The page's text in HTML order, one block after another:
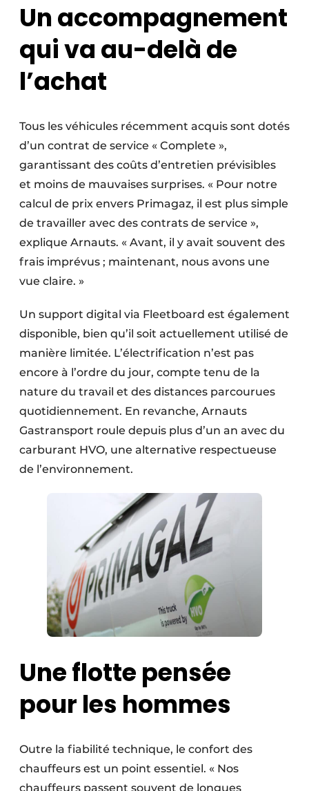
Un accompagnement
qui va au-delà de
l’achat
Tous les véhicules récemment acquis sont dotés
d’un contrat de service « Complete »,
garantissant des coûts d’entretien prévisibles
et moins de mauvaises surprises. « Pour notre
calcul de prix envers Primagaz, il est plus simple
de travailler avec des contrats de service »,
explique Arnauts. « Avant, il y avait souvent des
frais imprévus ; maintenant, nous avons une
vue claire. »
Un support digital via Fleetboard est également
disponible, bien qu’il soit actuellement utilisé de
manière limitée. L’électrification n’est pas
encore à l’ordre du jour, compte tenu de la
nature du travail et des distances parcourues
quotidiennement. En revanche, Arnauts
Gastransport roule depuis plus d’un an avec du
carburant HVO, une alternative respectueuse
de l’environnement.
Une flotte pensée
pour les hommes
Outre la fiabilité technique, le confort des
chauffeurs est un point essentiel. « Nos
chauffeurs passent souvent de longues